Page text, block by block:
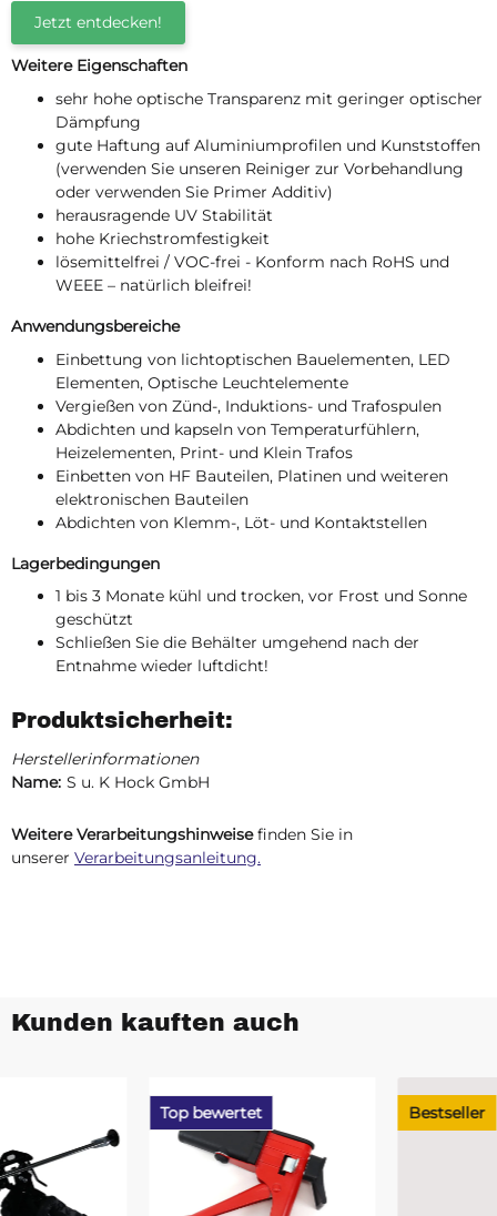
Jetzt entdecken!
Weitere Eigenschaften
sehr hohe optische Transparenz mit geringer optischer
Dämpfung
gute Haftung auf Aluminiumprofilen und Kunststoffen
(verwenden Sie unseren Reiniger zur Vorbehandlung
oder verwenden Sie Primer Additiv)
herausragende UV Stabilität
hohe Kriechstromfestigkeit
lösemittelfrei / VOC-frei - Konform nach RoHS und
WEEE – natürlich bleifrei!
Anwendungsbereiche
Einbettung von lichtoptischen Bauelementen, LED
Elementen, Optische Leuchtelemente
Vergießen von Zünd-, Induktions- und Trafospulen
Abdichten und kapseln von Temperaturfühlern,
Heizelementen, Print- und Klein Trafos
Einbetten von HF Bauteilen, Platinen und weiteren
elektronischen Bauteilen
Abdichten von Klemm-, Löt- und Kontaktstellen
Lagerbedingungen
1 bis 3 Monate kühl und trocken, vor Frost und Sonne
geschützt
Schließen Sie die Behälter umgehend nach der
Entnahme wieder luftdicht!
Produktsicherheit:
Herstellerinformationen
Name: S u. K Hock GmbH
Weitere Verarbeitungshinweisefinden Sie in
unserer Verarbeitungsanleitung.
Kunden kauften auch